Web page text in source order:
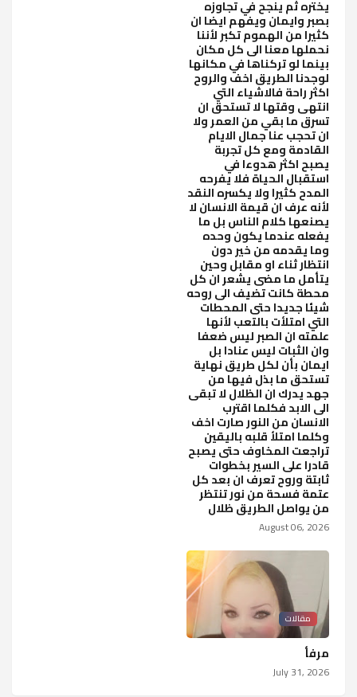
يختره ثم ينجح في تجاوزه
بصبر وايمان ويفهم ايضا ان
كثيرا من الهموم تكبر لأننا
نحملها معنا الى كل مكان
بينما لو تركناها في مكانها
لوجدنا الطريق اخف والروح
اكثر راحة فالاشياء التي
انتهى وقتها لا تستحق ان
تسرق ما بقي من العمر ولا
ان تحجب عنا جمال الايام
القادمة ومع كل تجربة
يصبح اكثر هدوءا في
استقبال الحياة فلا يفرحه
المدح كثيرا ولا يكسره النقد
لأنه عرف ان قيمة الانسان لا
يصنعها كلام الناس بل ما
يفعله عندما يكون وحده
وما يقدمه من خير دون
انتظار ثناء او مقابل وحين
يتأمل ما مضى يشعر ان كل
محطة كانت تضيف الى روحه
شيئا جديدا حتى المحطات
التي امتلأت بالتعب لأنها
علمته ان الصبر ليس ضعفا
وان الثبات ليس عنادا بل
ايمان بأن لكل طريق نهاية
تستحق ما بذل فيها من
جهد يدرك ان الظلال لا تبقى
الى الابد فكلما اقترب
الانسان من النور صارت اخف
وكلما امتلأ قلبه باليقين
تراجعت المخاوف حتى يصبح
قادرا على السير بخطوات
ثابتة وروح تعرف ان بعد كل
عتمة فسحة من نور تنتظر
من يواصل الطريق ظلال
August 06, 2026
مقالات
مرفأ
July 31, 2026